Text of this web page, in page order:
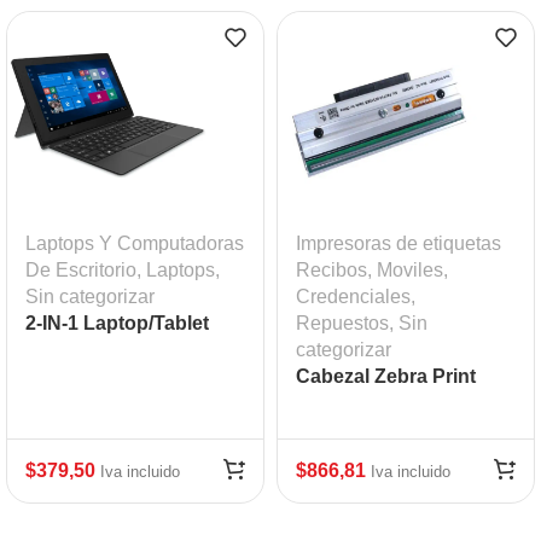
Laptops Y Computadoras
De Escritorio, Laptops,
Sin categorizar
2-IN-1 Laptop/Tablet
$379,50 Iva incluido
Impresoras de etiquetas
Recibos, Moviles,
Credenciales,
Repuestos, Sin
categorizar
Cabezal Zebra Print
$866,81 Iva incluido